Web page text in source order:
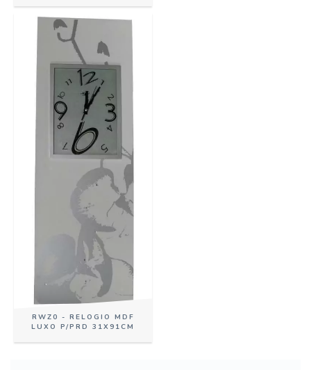
RWZ0 - RELOGIO MDF
LUXO P/PRD 31X91CM